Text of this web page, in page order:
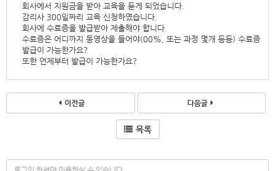
회사에서 지원금을 받아 교육을 듣게 되었습니다.
감리사 300일짜리 교육 신청하였습니다.
회사에 수료증을 발급받아 제출해야 합니다.
수료증은 어디까지 동영상을 들어야(00%, 또는 과정 몇개 등등) 수료증
발급이 가능한가요?
또한 언제부터 발급이 가능한가요?
이전글 다음글
목록